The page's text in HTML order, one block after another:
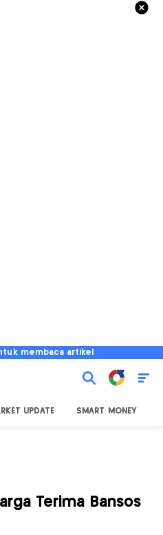
membaca artikel
UPDATE SMART MONEY
Terima Bansos